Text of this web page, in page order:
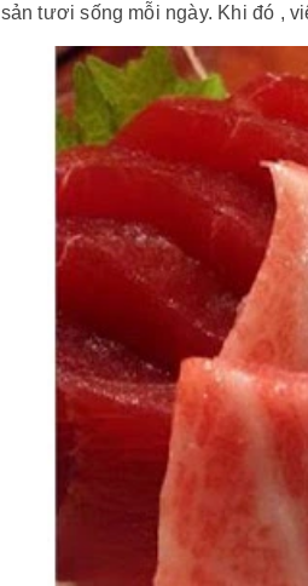
sản tươi sống mỗi ngày. Khi đó ,